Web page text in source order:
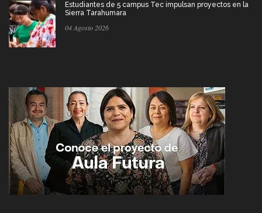
Estudiantes de 5 campus Tec impulsan proyectos en la
Sierra Tarahumara
04 Agosto 2026